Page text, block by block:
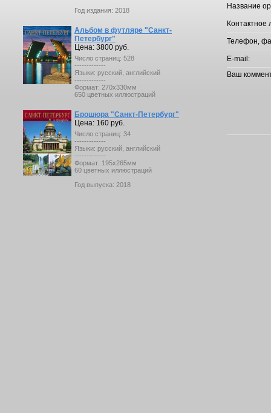
Год издания: 2018
Альбом в футляре "Санкт-
Петербург"
Цена: 3800 руб.
Число страниц: 528
-------------
Языки: русский, английский
-------------
Формат: 270х330мм
650 цветных иллюстраций
Брошюра "Санкт-Петербург"
Цена: 160 руб.
Число страниц: 34
-------------
Языки: русский, английский
-------------
Формат: 195х265мм
60 цветных иллюстраций
Год выпуска: 2018
Название
Контактное
Телефон,
E-mail:
Ваш